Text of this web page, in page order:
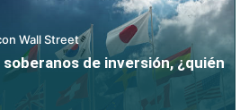
Wall Street
de inversión, ¿quién